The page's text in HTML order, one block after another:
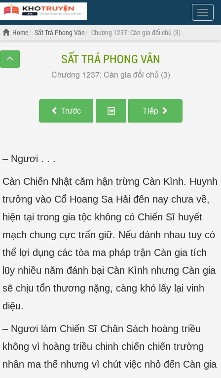
Show
Menu
Home Sất Trá Phong Vân Chương 1237: Càn gia đổi chủ (3)
SẤT TRÁ PHONG VÂN
Chương 1237: Càn gia đổi chủ (3)
Trước Tiếp
– Ngươi . . .
Càn Chiến Nhật căm hận trừng Càn Kình. Huynh
trưởng vào Cổ Hoang Sa Hải đến nay chưa về,
hiện tại trong gia tộc không có Chiến Sĩ huyết
mạch chung cực trấn giữ. Nếu đánh nhau tuy có
thể lợi dụng các tòa ma pháp trận Càn gia tích
lũy nhiều năm đánh bại Càn Kình nhưng Càn gia
sẽ chịu tổn thương nặng, càng khó lấy lại vinh
diệu.
– Ngươi làm Chiến Sĩ Chân Sách hoàng triều
không vì hoàng triều chinh chiến chiến trường
nhân ma thế nhưng vì chút việc nhỏ đến Càn gia